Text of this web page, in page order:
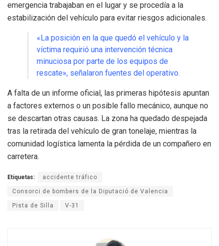
emergencia trabajaban en el lugar y se procedía a la
estabilización del vehículo para evitar riesgos adicionales.
«La posición en la que quedó el vehículo y la
víctima requirió una intervención técnica
minuciosa por parte de los equipos de
rescate», señalaron fuentes del operativo.
A falta de un informe oficial, las primeras hipótesis apuntan
a factores externos o un posible fallo mecánico, aunque no
se descartan otras causas. La zona ha quedado despejada
tras la retirada del vehículo de gran tonelaje, mientras la
comunidad logística lamenta la pérdida de un compañero en
carretera.
Etiquetas: accidente tráfico
Consorci de bombers de la Diputació de Valencia
Pista de Silla V-31